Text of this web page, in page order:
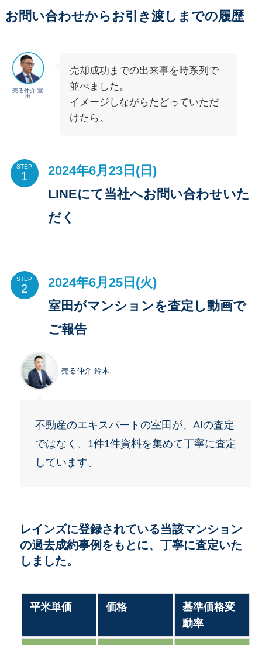
お問い合わせからお引き渡しまでの履歴
売る仲介 室
田
売却成功までの出来事を時系列で
並べました。
イメージしながらたどっていただ
けたら。
STEP
2024年6月23日(日)
LINEにて当社へお問い合わせいた
だく
STEP
2024年6月25日(火)
室田がマンションを査定し動画で
ご報告
売る仲介 鈴木
不動産のエキスパートの室田が、AIの査定
ではなく、1件1件資料を集めて丁寧に査定
しています。
レインズに登録されている当該マンション
の過去成約事例をもとに、丁寧に査定いた
しました。
平米単価 価格
基準価格変
動率